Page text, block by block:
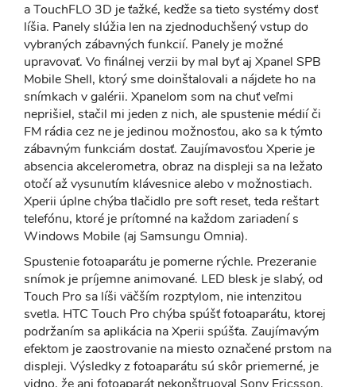
a TouchFLO 3D je ťažké, keďže sa tieto systémy dosť
líšia. Panely slúžia len na zjednoduchšený vstup do
vybraných zábavných funkcií. Panely je možné
upravovať. Vo finálnej verzii by mal byť aj Xpanel SPB
Mobile Shell, ktorý sme doinštalovali a nájdete ho na
snímkach v galérii. Xpanelom som na chuť veľmi
neprišiel, stačil mi jeden z nich, ale spustenie médií či
FM rádia cez ne je jedinou možnosťou, ako sa k týmto
zábavným funkciám dostať. Zaujímavosťou Xperie je
absencia akcelerometra, obraz na displeji sa na ležato
otočí až vysunutím klávesnice alebo v možnostiach.
Xperii úplne chýba tlačidlo pre soft reset, teda reštart
telefónu, ktoré je prítomné na každom zariadení s
Windows Mobile (aj Samsungu Omnia).
Spustenie fotoaparátu je pomerne rýchle. Prezeranie
snímok je príjemne animované. LED blesk je slabý, od
Touch Pro sa líši väčším rozptylom, nie intenzitou
svetla. HTC Touch Pro chýba spúšť fotoaparátu, ktorej
podržaním sa aplikácia na Xperii spúšťa. Zaujímavým
efektom je zaostrovanie na miesto označené prstom na
displeji. Výsledky z fotoaparátu sú skôr priemerné, je